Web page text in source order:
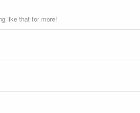
like that for more!